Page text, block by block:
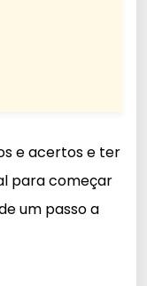
e acertos e ter
para começar
um passo a